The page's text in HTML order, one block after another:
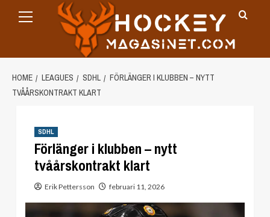
Menu
HOME LEAGUES SDHL
FÖRLÄNGER I KLUBBEN – NYTT
TVÅÅRSKONTRAKT KLART
SDHL
Förlänger i klubben – nytt
tvåårskontrakt klart
Erik Pettersson februari 11, 2026